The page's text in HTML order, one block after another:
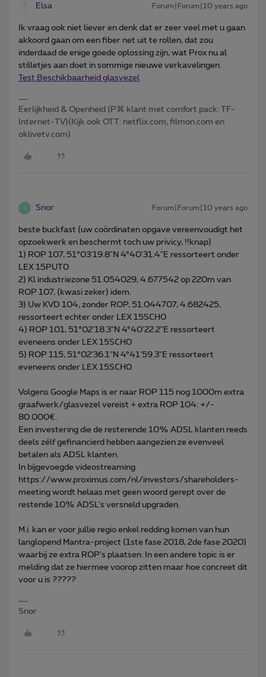
Elsa Forum|Forum|10 years ago
Ik vraag ook niet liever en denk dat er zeer veel met u gaan
akkoord gaan om een fiber net uit te rollen, dat zou
inderdaad de enige goede oplossing zijn, wat Prox nu al
stilletjes aan doet in sommige nieuwe verkavelingen.
Test Beschikbaarheid glasvezel
Eerlijkheid & Openheid (P⌘ klant met comfort pack: TF-
Internet-TV)(Kijk ook OTT: netflix.com, filmon.com en
oklivetv.com)
S Snor Forum|Forum|10 years ago
beste buckfast (uw coördinaten opgave vereenvoudigt het
opzoekwerk en beschermt toch uw privicy, !!knap)
1) ROP 107, 51°03'19.8"N 4°40'31.4"E ressorteert onder
LEX 15PUT0
2) Kl industriezone 51.054029, 4.677542 op 220m van
ROP 107, (kwasi zeker) idem.
3) Uw KVD 104, zonder ROP, 51.044707, 4.682425,
ressorteert echter onder LEX 15SCH0
4) ROP 101, 51°02'18.3"N 4°40'22.2"E ressorteert
eveneens onder LEX 15SCH0
5) ROP 115, 51°02'36.1"N 4°41'59.3"E ressorteert
eveneens onder LEX 15SCH0
Volgens Google Maps is er naar ROP 115 nog 1000m extra
graafwerk/glasvezel vereist + extra ROP 104: +/-
80.000€.
Een investering die de resterende 10% ADSL klanten reeds
deels zélf gefinancierd hebben aangezien ze evenveel
betalen als ADSL klanten.
In bijgevoegde videostreaming
https://www.proximus.com/nl/investors/shareholders-
meeting wordt helaas met geen woord gerept over de
restende 10% ADSL's versneld upgraden.
M.i. kan er voor jullie regio enkel redding komen van hun
langlopend Mantra-project (1ste fase 2018, 2de fase 2020)
waarbij ze extra ROP's plaatsen. In een andere topic is er
melding dat ze hiermee voorop zitten maar hoe concreet dit
voor u is ?????
Snor